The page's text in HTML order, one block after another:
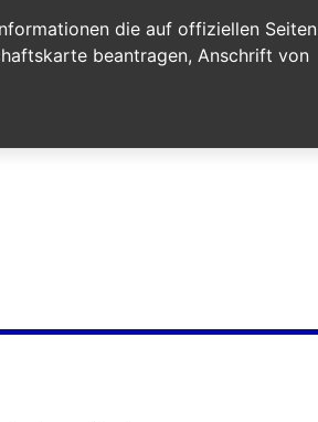
die auf offiziellen Seiten
beantragen, Anschrift von